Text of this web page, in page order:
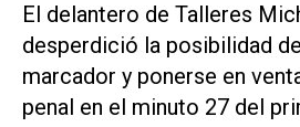
El delantero de Talleres
desperdició la posibilidad
marcador y ponerse en
penal en el minuto 27 del